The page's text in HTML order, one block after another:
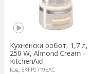
Кухненски робот, 1,7 л,
250 W, Almond Cream -
KitchenAid
Код: 5KFP0719EAC